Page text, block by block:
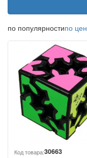
по популярностипо
Код товара:30663